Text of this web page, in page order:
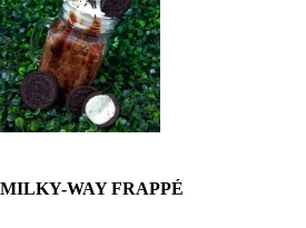
MILKY-WAY FRAPPÉ